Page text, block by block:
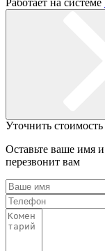
Работает на системе
Уточнить стоимость
Оставьте ваше имя
перезвонит вам